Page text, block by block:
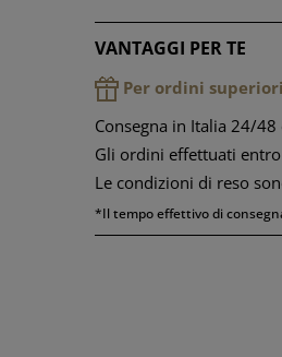
VANTAGGI PER TE
Per ordini
Consegna in Italia 24/48
Gli ordini effettuati
Le condizioni di reso
*Il tempo effettivo di